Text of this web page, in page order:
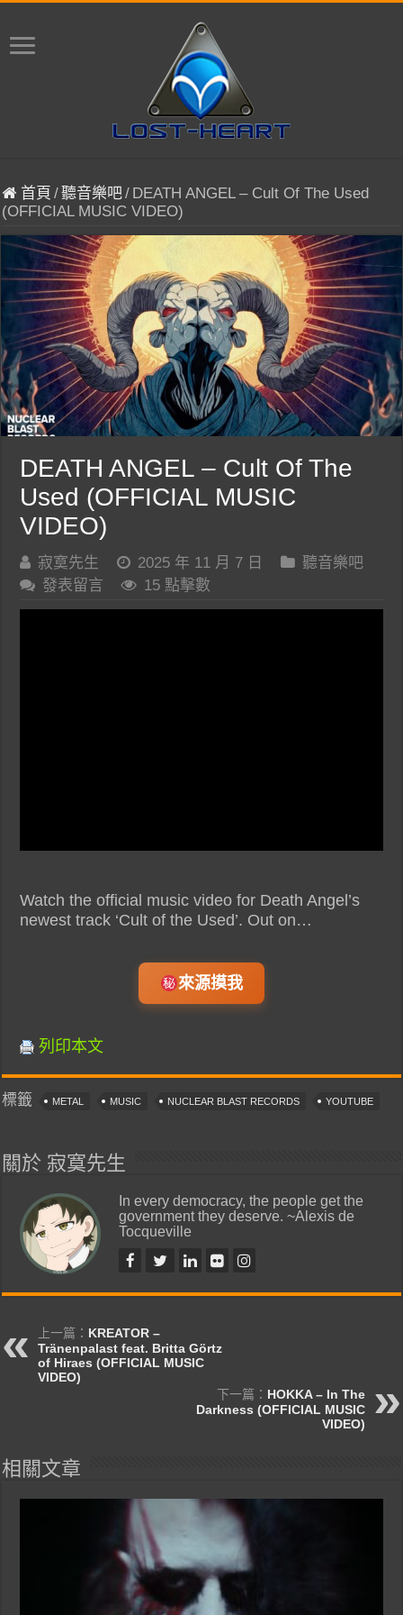
首頁 /聽音樂吧/ DEATH ANGEL – Cult Of The Used
(OFFICIAL MUSIC VIDEO)
DEATH ANGEL – Cult Of The
Used (OFFICIAL MUSIC
VIDEO)
寂寞先生 2025 年 11 月 7 日
聽音樂吧
發表留言
15 點擊數
Watch the official music video for Death Angel’s
newest track ‘Cult of the Used’. Out on…
來源摸我
列印本文
標籤 METAL MUSIC NUCLEAR BLAST RECORDS YOUTUBE
關於 寂寞先生
In every democracy, the people get the
government they deserve. ~Alexis de
Tocqueville
上一篇： KREATOR –
Tränenpalast feat. Britta Görtz
of Hiraes (OFFICIAL MUSIC
VIDEO)
下一篇： HOKKA – In The
Darkness (OFFICIAL MUSIC
VIDEO)
相關文章